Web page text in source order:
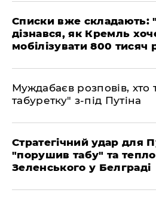
Списки вже
дізнався, як Кремль
мобілізувати 800 тисяч
Муждабаєв розповів, хто
табуретку" з-під Путіна
Стратегічний удар для
"порушив табу" та
Зеленського у Белграді